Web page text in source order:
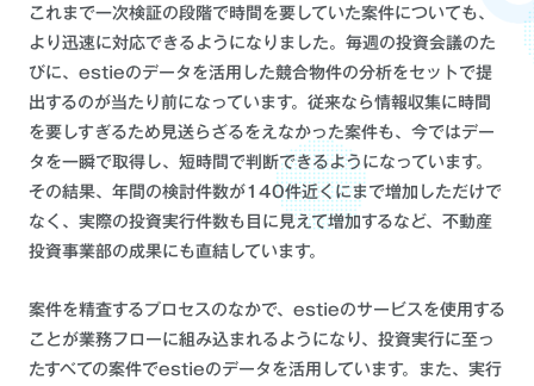
これまで一次検証の段階で時間を要していた案件についても、
より迅速に対応できるようになりました。毎週の投資会議のた
びに、estieのデータを活用した競合物件の分析をセットで提
出するのが当たり前になっています。従来なら情報収集に時間
を要しすぎるため見送らざるをえなかった案件も、今ではデー
タを一瞬で取得し、短時間で判断できるようになっています。
その結果、年間の検討件数が140件近くにまで増加しただけで
なく、実際の投資実行件数も目に見えて増加するなど、不動産
投資事業部の成果にも直結しています。
案件を精査するプロセスのなかで、estieのサービスを使用する
ことが業務フローに組み込まれるようになり、投資実行に至っ
たすべての案件でestieのデータを活用しています。また、実行